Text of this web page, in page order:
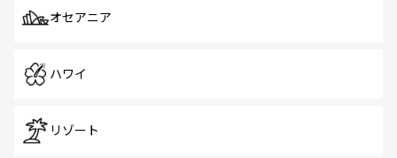
オセアニア
ハワイ
リゾート